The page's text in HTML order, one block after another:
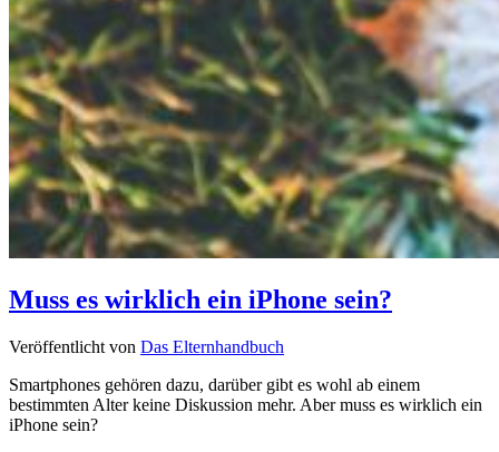
Muss es wirklich ein iPhone sein?
Veröffentlicht von Das Elternhandbuch
Smartphones gehören dazu, darüber gibt es wohl ab einem
bestimmten Alter keine Diskussion mehr. Aber muss es wirklich ein
iPhone sein?